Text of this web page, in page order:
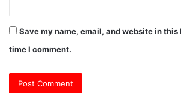
Save my name, email, and website in
time I comment.